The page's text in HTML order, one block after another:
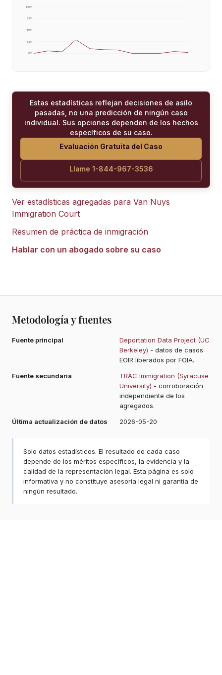
0%
25%
50%
75%
100%
Estas estadísticas reflejan decisiones de asilo
pasadas, no una predicción de ningún caso
individual. Sus opciones dependen de los hechos
específicos de su caso.
Evaluación Gratuita del Caso
Llame 1-844-967-3536
Ver estadísticas agregadas para Van Nuys
Immigration Court
Resumen de práctica de inmigración
Hablar con un abogado sobre su caso
Metodología y fuentes
Fuente principal
Deportation Data Project (UC
Berkeley) - datos de casos
EOIR liberados por FOIA.
Fuente secundaria
TRAC Immigration (Syracuse
University) - corroboración
independiente de los
agregados.
Última actualización de datos
2026-05-20
Solo datos estadísticos. El resultado de cada caso
depende de los méritos específicos, la evidencia y la
calidad de la representación legal. Esta página es solo
informativa y no constituye asesoría legal ni garantía de
ningún resultado.